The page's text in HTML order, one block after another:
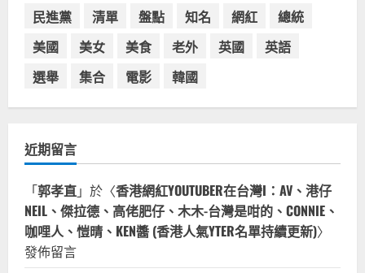
台灣餐飲在全球
美國人愛鼎泰豐小籠包！美國人吃鼎
泰豐受歡迎台灣米其林餐廳！加州賭
城西雅圖分店排隊人潮影片盤點
民進黨
清單 盤點 知名 網紅
總統
美國
美女 美食 老外 英國
英語
選舉
集合 電影 韓國
近期留言
「郭孝直」於〈香港網紅YOUTUBER在台灣I：AV、港仔
NEIL、傑拉德、高佬肥仔、木木-台灣是咁的、CONNIE、
咖哩人、愷晴、KEN醬 (香港人氣YTER名單持續更新)〉
發佈留言